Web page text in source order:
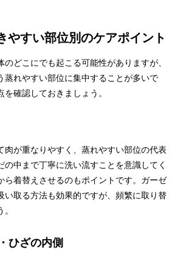
やすい部位別のケアポイント
どこにでも起こる可能性がありますが、
蒸れやすい部位に集中することが多いで
確認しておきましょう。
肉が重なりやすく、蒸れやすい部位の代表
の中まで丁寧に洗い流すことを意識してく
ら着替えさせるのもポイントです。ガーゼ
い取る方法も効果的ですが、頻繁に取り替
ひざの内側